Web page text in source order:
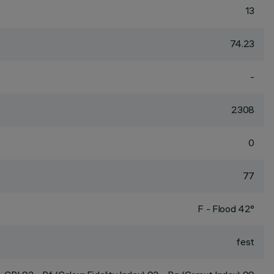
13
74.23
-
2308
0
77
F - Flood 42°
fest